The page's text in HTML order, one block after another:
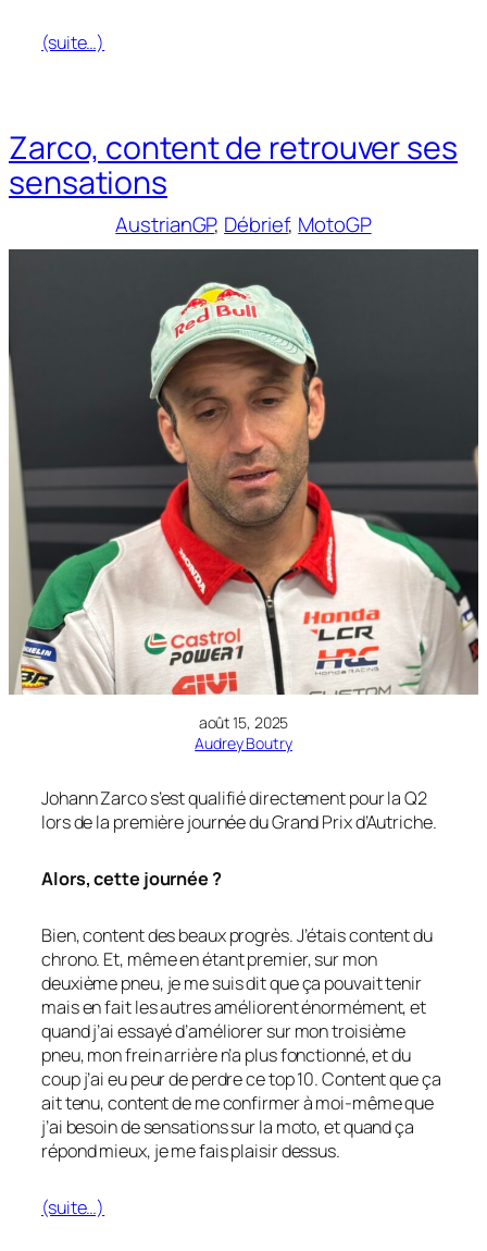
(suite…)
Zarco, content de retrouver ses
sensations
AustrianGP, Débrief, MotoGP
août 15, 2025
Audrey Boutry
Johann Zarco s’est qualifié directement pour la Q2
lors de la première journée du Grand Prix d’Autriche.
Alors, cette journée ?
Bien, content des beaux progrès. J’étais content du
chrono. Et, même en étant premier, sur mon
deuxième pneu, je me suis dit que ça pouvait tenir
mais en fait les autres améliorent énormément, et
quand j’ai essayé d’améliorer sur mon troisième
pneu, mon frein arrière n’a plus fonctionné, et du
coup j’ai eu peur de perdre ce top 10. Content que ça
ait tenu, content de me confirmer à moi-même que
j’ai besoin de sensations sur la moto, et quand ça
répond mieux, je me fais plaisir dessus.
(suite…)